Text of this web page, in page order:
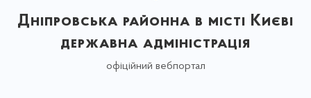
Дніпровська районна в місті Києві
державна адміністрація
офіційний вебпортал